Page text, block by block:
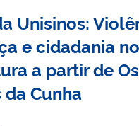
Unisinos:
e cidadania
a partir de
Cunha